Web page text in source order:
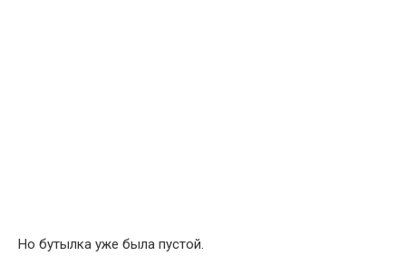
Но бутылка уже была пустой.